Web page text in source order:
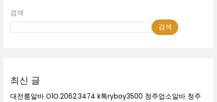
검색
검색
최신 글
대전룸알바 O1O.2062.3474 k톡ryboy3500 청주업소알바 청주